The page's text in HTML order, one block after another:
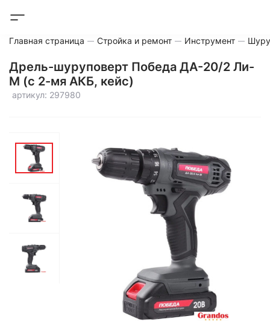
Главная страница Стройка и ремонт Инструмент
Дрель-шуруповерт Победа ДА-20/2 Ли-
М (с 2-мя АКБ, кейс)
артикул: 297980